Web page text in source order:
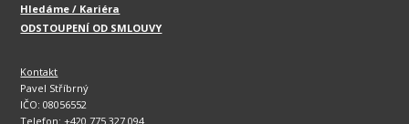
Hledáme / Kariéra
ODSTOUPENÍ OD SMLOUVY
Kontakt
Pavel Stříbrný
IČO: 08056552
Telefon: +420 775 327 094